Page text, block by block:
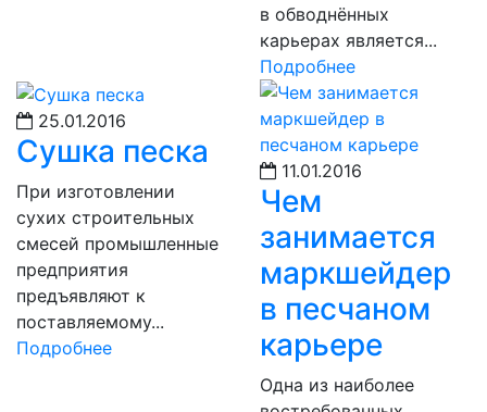
в обводнённых
карьерах является...
Подробнее
25.01.2016
Сушка песка
При изготовлении
сухих строительных
смесей промышленные
предприятия
предъявляют к
поставляемому...
Подробнее
11.01.2016
Чем
занимается
маркшейдер
в песчаном
карьере
Одна из наиболее